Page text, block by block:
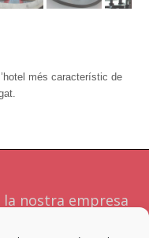
més característic de
nostra empresa